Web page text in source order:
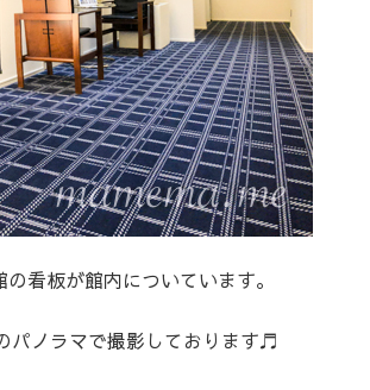
看板が館内についています。
パノラマで撮影しております♬